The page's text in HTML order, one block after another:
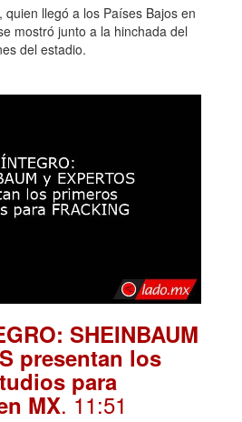
quien llegó a los Países Bajos en
mostró junto a la hinchada del
del estadio.
SHEINBAUM
presentan los
para
MX. 11:51